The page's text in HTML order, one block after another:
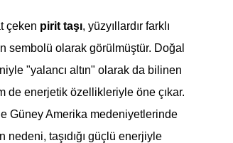
çeken pirit taşı, yüzyıllardır farklı
sembolü olarak görülmüştür. Doğal
"yalancı altın" olarak da bilinen
de enerjetik özellikleriyle öne çıkar.
Güney Amerika medeniyetlerinde
nedeni, taşıdığı güçlü enerjiyle